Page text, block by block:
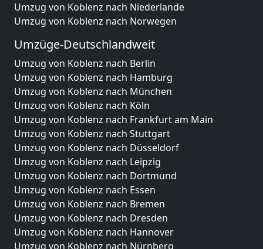
Umzug von Koblenz nach Niederlande
Umzug von Koblenz nach Norwegen
Umzüge-Deutschlandweit
Umzug von Koblenz nach Berlin
Umzug von Koblenz nach Hamburg
Umzug von Koblenz nach München
Umzug von Koblenz nach Köln
Umzug von Koblenz nach Frankfurt am Main
Umzug von Koblenz nach Stuttgart
Umzug von Koblenz nach Düsseldorf
Umzug von Koblenz nach Leipzig
Umzug von Koblenz nach Dortmund
Umzug von Koblenz nach Essen
Umzug von Koblenz nach Bremen
Umzug von Koblenz nach Dresden
Umzug von Koblenz nach Hannover
Umzug von Koblenz nach Nürnberg